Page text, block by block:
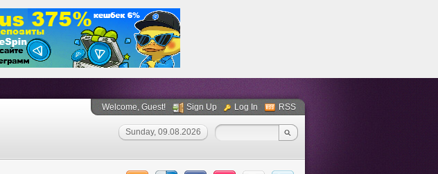
Welcome, Guest! Sign Up Log In RSS
Sunday, 09.08.2026